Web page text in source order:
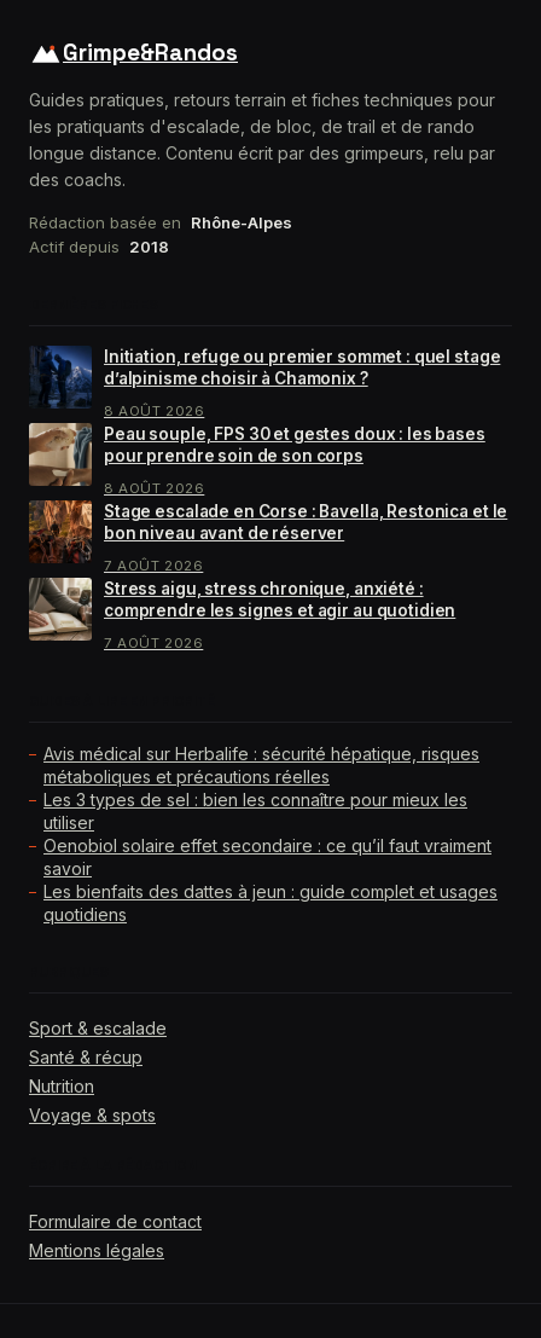
Grimpe&Randos
Guides pratiques, retours terrain et fiches techniques pour
les pratiquants d'escalade, de bloc, de trail et de rando
longue distance. Contenu écrit par des grimpeurs, relu par
des coachs.
Rédaction basée en
Rhône-Alpes
Actif depuis
2018
Initiation, refuge ou premier sommet : quel stage
d’alpinisme choisir à Chamonix ?
8 AOÛT 2026
Peau souple, FPS 30 et gestes doux : les bases
pour prendre soin de son corps
8 AOÛT 2026
Stage escalade en Corse : Bavella, Restonica et le
bon niveau avant de réserver
7 AOÛT 2026
Stress aigu, stress chronique, anxiété :
comprendre les signes et agir au quotidien
7 AOÛT 2026
Avis médical sur Herbalife : sécurité hépatique, risques
métaboliques et précautions réelles
Les 3 types de sel : bien les connaître pour mieux les
utiliser
Oenobiol solaire effet secondaire : ce qu’il faut vraiment
savoir
Les bienfaits des dattes à jeun : guide complet et usages
quotidiens
Sport & escalade
Santé & récup
Nutrition
Voyage & spots
Formulaire de contact
Mentions légales